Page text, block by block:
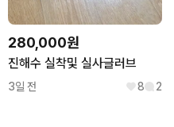
280,000원
진해수 실착및 실사글러브
3일 전 8 2